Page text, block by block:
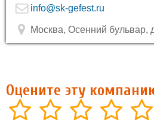
info@sk-gefest.ru
Москва, Осенний бульвар,
Оцените эту